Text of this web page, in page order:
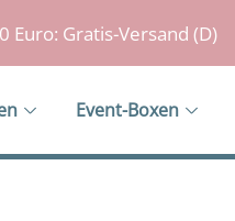
Euro: Gratis-Versand (D)
Event-Boxen